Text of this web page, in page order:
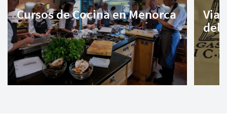
Cursos de Cocina en Menorca
del